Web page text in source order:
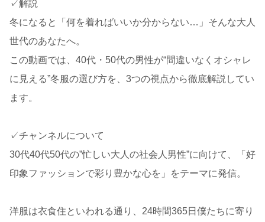
✓解説
冬になると「何を着ればいいか分からない…」そんな大人
世代のあなたへ。
この動画では、40代・50代の男性が“間違いなくオシャレ
に見える”冬服の選び方を、3つの視点から徹底解説してい
ます。
✓チャンネルについて
30代40代50代の”忙しい大人の社会人男性”に向けて、「好
印象ファッションで彩り豊かな心を」をテーマに発信。
洋服は衣食住といわれる通り、24時間365日僕たちに寄り